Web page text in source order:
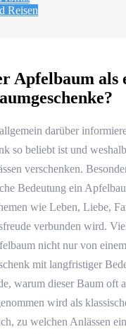
Reisen
Apfelbaum als
darüber
so beliebt ist und
verschenken.
Bedeutung ein
wie Leben, Liebe,
verbunden wird.
nicht nur von
mit langfristiger
warum dieser Baum oft
wird als
zu welchen Anlässen